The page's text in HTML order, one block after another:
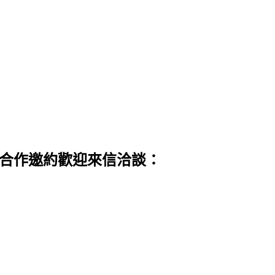
作邀約歡迎來信洽談：